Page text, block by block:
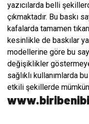
yazıcılarda belli
çıkmaktadır. Bu baskı
kafalarda tamamen
kesinlikle de baskılar
modellerine göre bu
değişiklikler
sağlıklı kullanımlarda
etkili şekillerde mümkün